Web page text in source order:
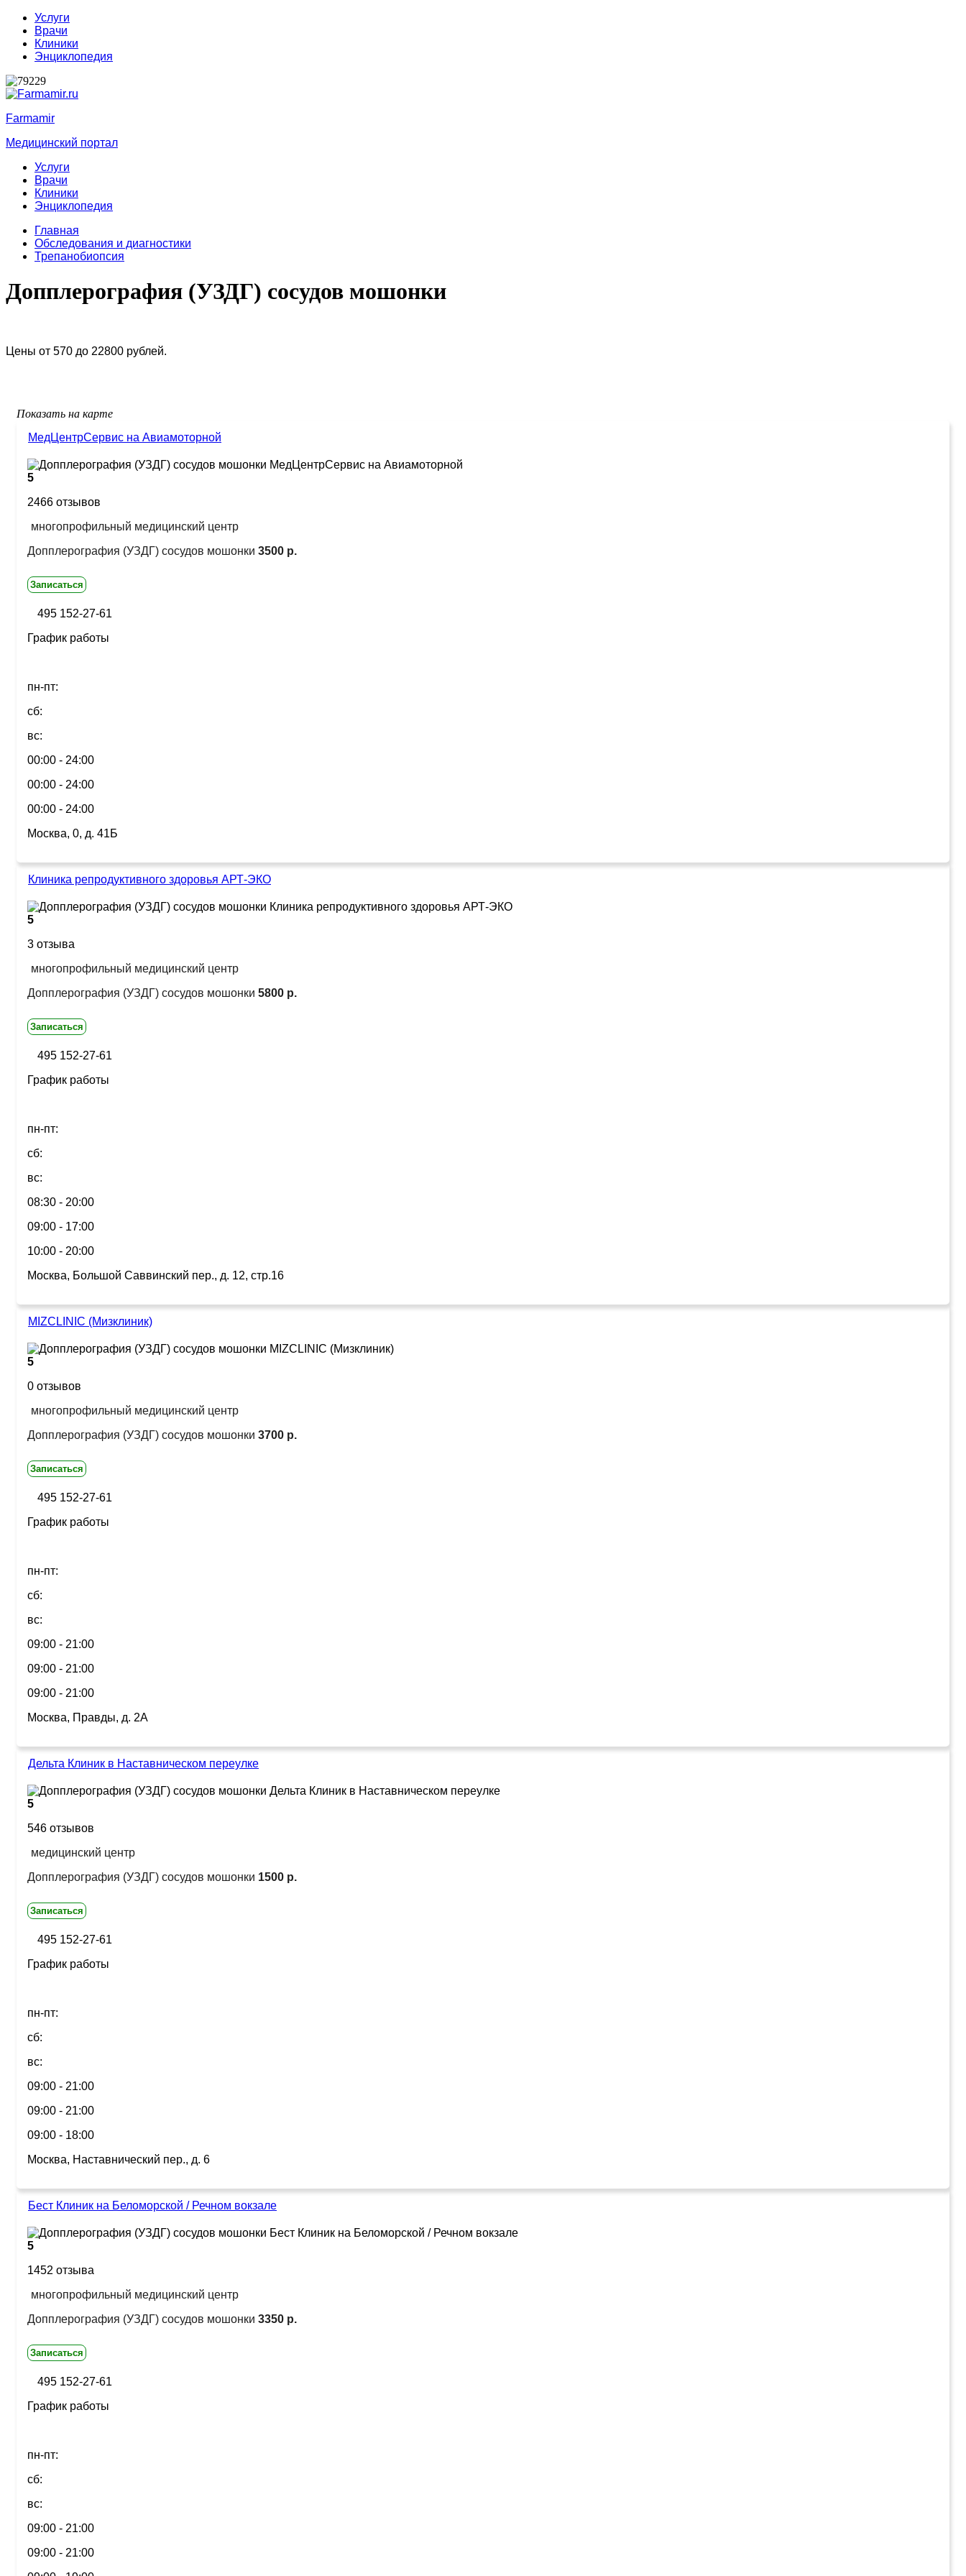
Услуги
Врачи
Клиники
Энциклопедия
Farmamir
Медицинский портал
Услуги
Врачи
Клиники
Энциклопедия
Главная
Обследования и диагностики
Трепанобиопсия
Допплерография (УЗДГ) сосудов мошонки
Цены от 570 до 22800 рублей.
Показать на карте
МедЦентрСервис на Авиамоторной
5
2466 отзывов
многопрофильный медицинский центр
Допплерография (УЗДГ) сосудов мошонки 3500 р.
Записаться
495 152-27-61
График работы
пн-пт:
сб:
вс:
00:00 - 24:00
00:00 - 24:00
00:00 - 24:00
Москва, 0, д. 41Б
Клиника репродуктивного здоровья АРТ-ЭКО
5
3 отзыва
многопрофильный медицинский центр
Допплерография (УЗДГ) сосудов мошонки 5800 р.
Записаться
495 152-27-61
График работы
пн-пт:
сб:
вс:
08:30 - 20:00
09:00 - 17:00
10:00 - 20:00
Москва, Большой Саввинский пер., д. 12, стр.16
MIZCLINIC (Мизклиник)
5
0 отзывов
многопрофильный медицинский центр
Допплерография (УЗДГ) сосудов мошонки 3700 р.
Записаться
495 152-27-61
График работы
пн-пт:
сб:
вс:
09:00 - 21:00
09:00 - 21:00
09:00 - 21:00
Москва, Правды, д. 2А
Дельта Клиник в Наставническом переулке
5
546 отзывов
медицинский центр
Допплерография (УЗДГ) сосудов мошонки 1500 р.
Записаться
495 152-27-61
График работы
пн-пт:
сб:
вс:
09:00 - 21:00
09:00 - 21:00
09:00 - 18:00
Москва, Наставнический пер., д. 6
Бест Клиник на Беломорской / Речном вокзале
5
1452 отзыва
многопрофильный медицинский центр
Допплерография (УЗДГ) сосудов мошонки 3350 р.
Записаться
495 152-27-61
График работы
пн-пт:
сб:
вс:
09:00 - 21:00
09:00 - 21:00